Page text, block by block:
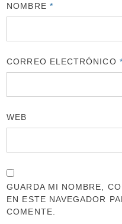
NOMBRE *
CORREO ELECTRÓNICO *
WEB
GUARDA MI NOMBRE,
EN ESTE NAVEGADOR
COMENTE.